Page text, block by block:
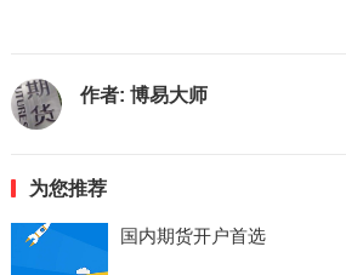
作者: 博易大师
为您推荐
国内期货开户首选